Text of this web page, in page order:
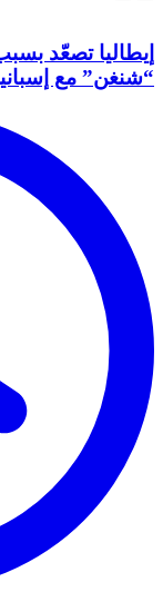
إيطاليا تصعّد
“شنغن” مع